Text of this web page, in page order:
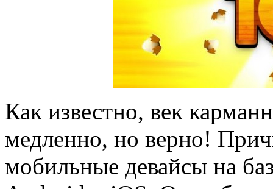
Как известно, век
медленно, но верно!
мобильные девайсы на